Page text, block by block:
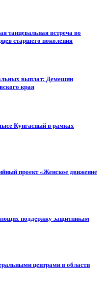
танцевальная встреча во
старшего поколения
выплат: Демешин
края
Кунгасный в рамках
проект «Женское движение
поддержку защитникам
центрами в области